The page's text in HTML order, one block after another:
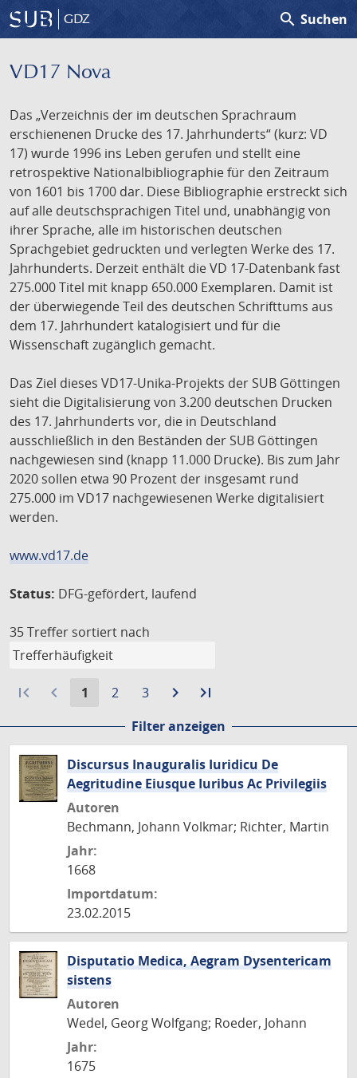
GDZ search Suchen
VD17 Nova
Das „Verzeichnis der im deutschen Sprachraum
erschienenen Drucke des 17. Jahrhunderts“ (kurz: VD
17) wurde 1996 ins Leben gerufen und stellt eine
retrospektive Nationalbibliographie für den Zeitraum
von 1601 bis 1700 dar. Diese Bibliographie erstreckt sich
auf alle deutschsprachigen Titel und, unabhängig von
ihrer Sprache, alle im historischen deutschen
Sprachgebiet gedruckten und verlegten Werke des 17.
Jahrhunderts. Derzeit enthält die VD 17-Datenbank fast
275.000 Titel mit knapp 650.000 Exemplaren. Damit ist
der überwiegende Teil des deutschen Schrifttums aus
dem 17. Jahrhundert katalogisiert und für die
Wissenschaft zugänglich gemacht.
Das Ziel dieses VD17-Unika-Projekts der SUB Göttingen
sieht die Digitalisierung von 3.200 deutschen Drucken
des 17. Jahrhunderts vor, die in Deutschland
ausschließlich in den Beständen der SUB Göttingen
nachgewiesen sind (knapp 11.000 Drucke). Bis zum Jahr
2020 sollen etwa 90 Prozent der insgesamt rund
275.000 im VD17 nachgewiesenen Werke digitalisiert
werden.
www.vd17.de
Status: DFG-gefördert, laufend
35 Treffer sortiert nach
first_page navigate_before
Aktuelle
1
Gehe
Seite
2
Gehe
Seite
3 navigate_next
Zur
Seite
last_page
Seite
Filter anzeigen
Discursus Inauguralis Iuridicu De
Aegritudine Eiusque Iuribus Ac Privilegiis
Autoren
Bechmann, Johann Volkmar; Richter, Martin
Jahr:
1668
Importdatum:
23.02.2015
Disputatio Medica, Aegram Dysentericam
sistens
Autoren
Wedel, Georg Wolfgang; Roeder, Johann
Jahr:
1675